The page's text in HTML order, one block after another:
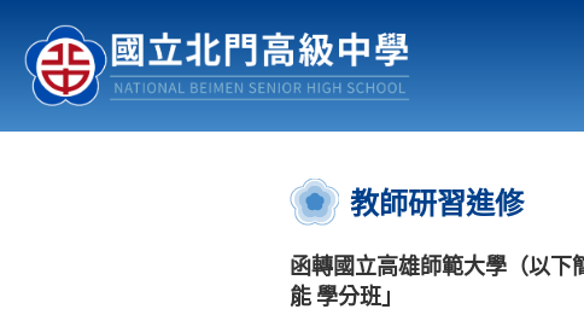
認識北中 行事曆
:::
教師研習進修
函轉國立高雄師範大學（以下
能 學分班」